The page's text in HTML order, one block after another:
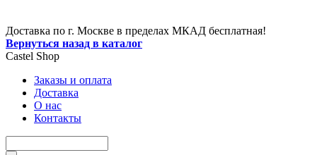
Доставка по г. Москве в пределах МКАД бесплатная!
Вернуться назад в каталог
Castel Shop
Заказы и оплата
Доставка
О нас
Контакты